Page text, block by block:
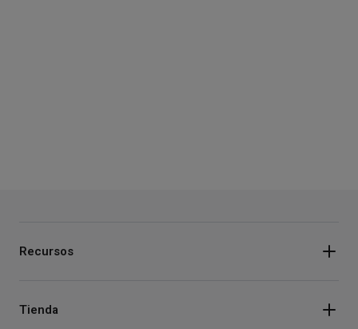
Recursos
Tienda